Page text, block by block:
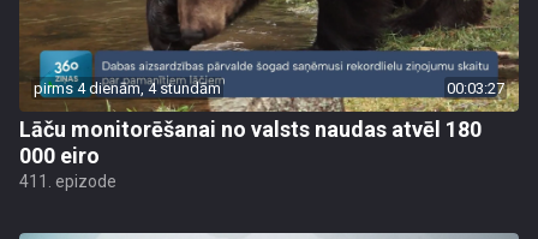
pirms 4 dienām, 4 stundām 00:03:27
Lāču monitorēšanai no valsts naudas atvēl 180
000 eiro
411. epizode